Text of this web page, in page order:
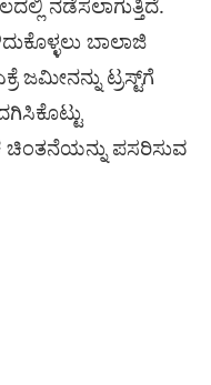
ಬಾಲಾಜಿ
ಜಮೀನನ್ನು ಟ್ರಸ್ಟ್‌ಗೆ
ಚಿಂತನೆಯನ್ನು ಪಸರಿಸುವ